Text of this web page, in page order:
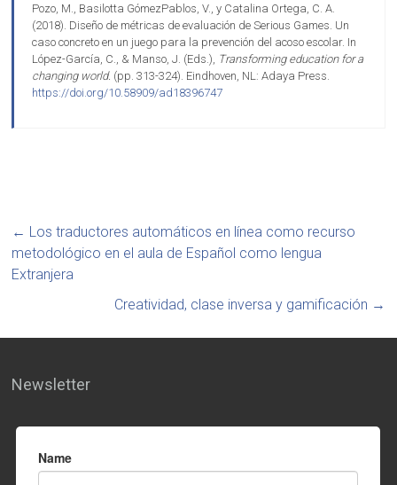
Pozo, M., Basilotta GómezPablos, V., y Catalina Ortega, C. A.
(2018). Diseño de métricas de evaluación de Serious Games. Un
caso concreto en un juego para la prevención del acoso escolar. In
López-García, C., & Manso, J. (Eds.), Transforming education for a
changing world. (pp. 313-324). Eindhoven, NL: Adaya Press.
https://doi.org/10.58909/ad18396747
← Los traductores automáticos en línea como recurso
metodológico en el aula de Español como lengua
Extranjera
Creatividad, clase inversa y gamificación →
Newsletter